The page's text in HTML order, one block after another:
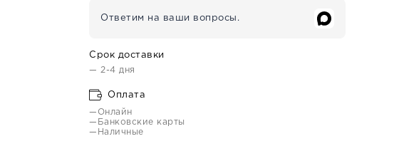
Ответим на ваши вопросы.
Срок доставки
— 2-4 дня
Оплата
—Онлайн
—Банковские карты
—Наличные